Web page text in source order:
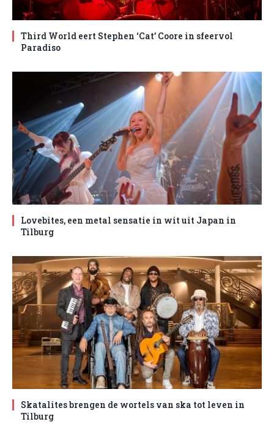
Third World eert Stephen ‘Cat’ Coore in sfeervol
Paradiso
Lovebites, een metal sensatie in wit uit Japan in
Tilburg
Skatalites brengen de wortels van ska tot leven in
Tilburg